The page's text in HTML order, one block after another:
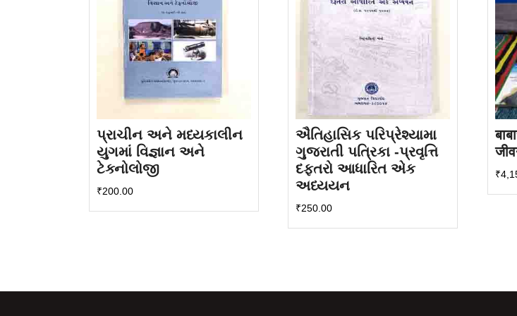
પ્રાચીન અને મધ્યકાલીન
યુગમાં વિજ્ઞાન અને
ટેક્નોલોજી
₹200.00
ઐતિહાસિક પરિપ્રેશ્યામા
ગુજરાતી પત્રિકા -પ્રવૃત્તિ
દફ્તરો આધારિત એક
અધ્યયન
₹250.00
₹